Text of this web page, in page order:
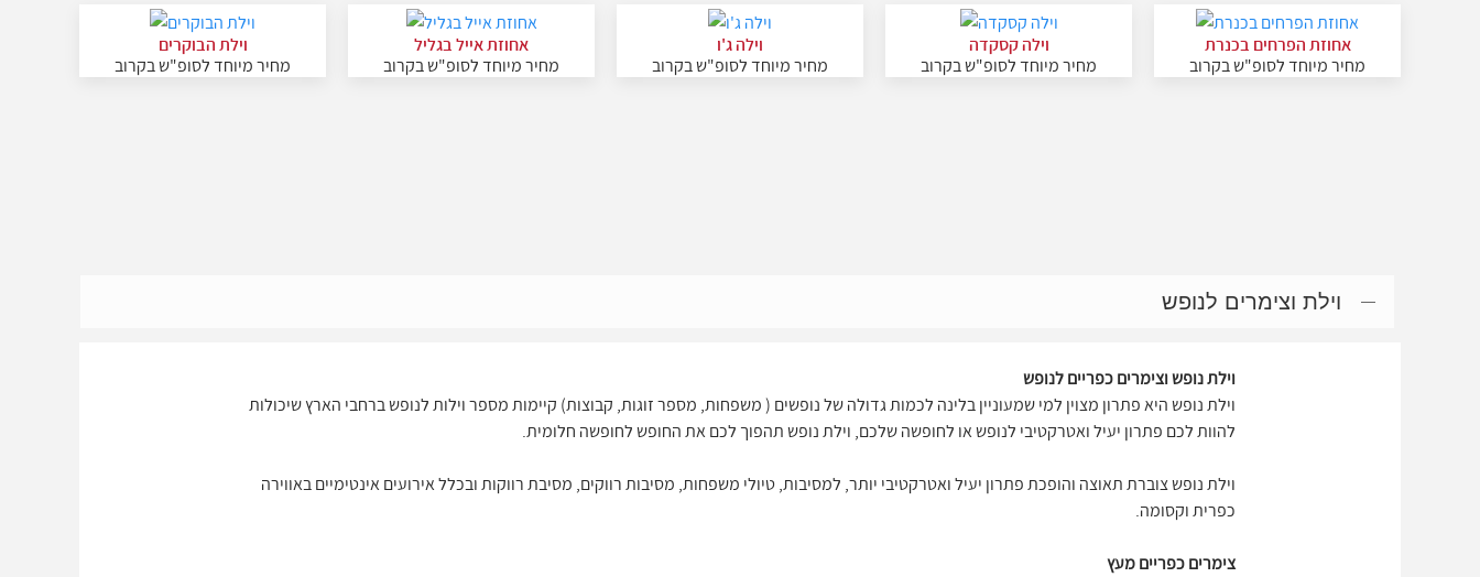
וילת הבוקרים
מחיר מיוחד לסופ"ש בקרוב
אחוזת אייל בגליל
מחיר מיוחד לסופ"ש בקרוב
וילה ג'ו
מחיר מיוחד לסופ"ש בקרוב
וילה קסקדה
מחיר מיוחד לסופ"ש בקרוב
אחוזת הפרחים בכנרת
מחיר מיוחד לסופ"ש בקרוב
וילת וצימרים לנופש
וילת נופש וצימרים כפריים לנופש
וילת נופש היא פתרון מצוין למי שמעוניין בלינה לכמות גדולה של נופשים ( משפחות, מספר זוגות, קבוצות) קיימות מספר וילות לנופש ברחבי הארץ שיכולות
להוות לכם פתרון יעיל ואטרקטיבי לנופש או לחופשה שלכם, וילת נופש תהפוך לכם את החופש לחופשה חלומית.
וילת נופש צוברת תאוצה והופכת פתרון יעיל ואטרקטיבי יותר, למסיבות, טיולי משפחות, מסיבות רווקים, מסיבת רווקות ובכלל אירועים אינטימיים באווירה
כפרית וקסומה.
צימרים כפריים מעץ